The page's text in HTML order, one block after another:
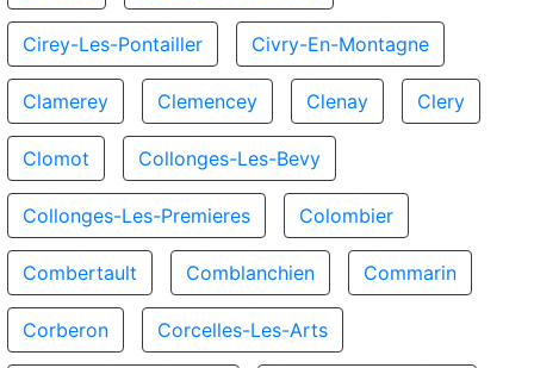
Cirey-Les-Pontailler Civry-En-Montagne
Clamerey Clemencey Clenay Clery
Clomot Collonges-Les-Bevy
Collonges-Les-Premieres Colombier
Combertault Comblanchien Commarin
Corberon Corcelles-Les-Arts